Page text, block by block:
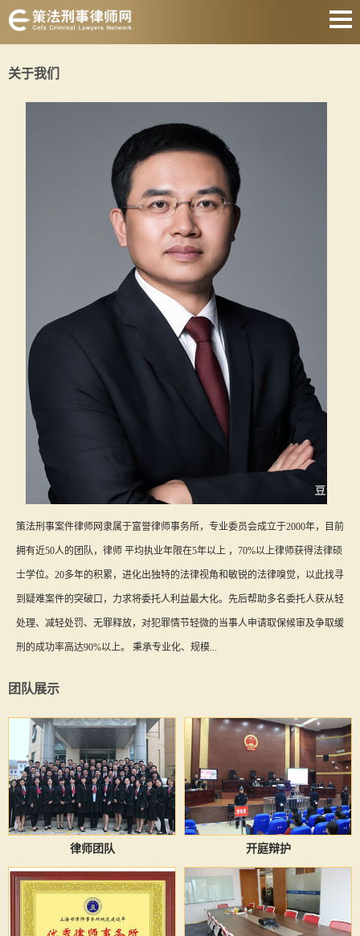
著名刑事律师
刑事律师收费
静安刑事律师
关于我们
关于我们
策法刑事案件律师网隶属于富誉律师事务所，专业委员会成立于2000年，目前
拥有近50人的团队，律师 平均执业年限在5年以上 ，70%以上律师获得法律硕
士学位。20多年的积累，进化出独特的法律视角和敏锐的法律嗅觉，以此找寻
到疑难案件的突破口，力求将委托人利益最大化。先后帮助多名委托人获从轻
处理、减轻处罚、无罪释放，对犯罪情节轻微的当事人申请取保候审及争取缓
刑的成功率高达90%以上。 秉承专业化、规模...
团队展示
律师团队 开庭辩护